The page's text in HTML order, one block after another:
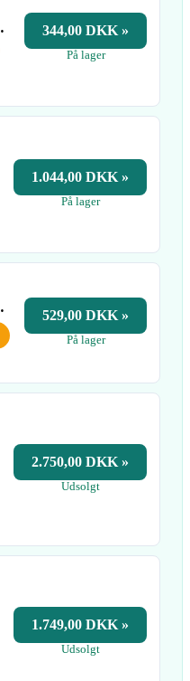
344,00 DKK »
På lager
1.044,00 DKK »
På lager
529,00 DKK »
På lager
2.750,00 DKK »
Udsolgt
1.749,00 DKK »
Udsolgt